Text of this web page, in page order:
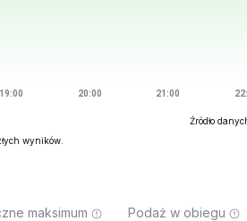
Źródło
wyników.
maksimum Podaż w obiegu